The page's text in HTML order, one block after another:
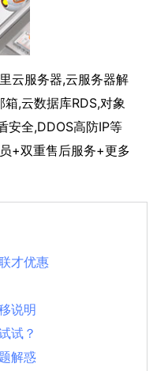
云服务器,云服务器解
,云数据库RDS,对象
安全,DDOS高防IP等
+双重售后服务+更多
才优惠
说明
试？
解惑